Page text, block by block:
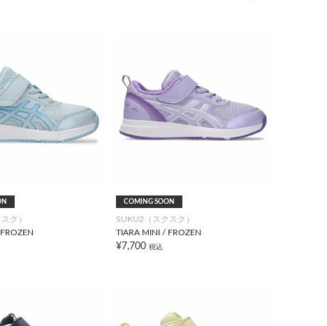
ク）
COMING SOON
SUKU2（スクスク）
TIARA MINI / FROZEN
¥7,700 税込